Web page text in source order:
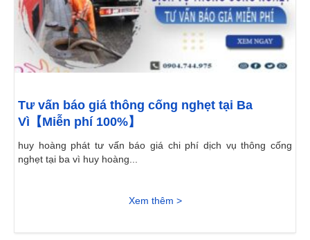
Tư vấn báo giá thông cống nghẹt tại Ba
Vì【Miễn phí 100%】
huy hoàng phát tư vấn báo giá chi phí dịch vụ thông cống
nghẹt tại ba vì huy hoàng...
Xem thêm >